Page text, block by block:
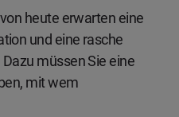
heute erwarten eine
und eine rasche
müssen Sie eine
mit wem